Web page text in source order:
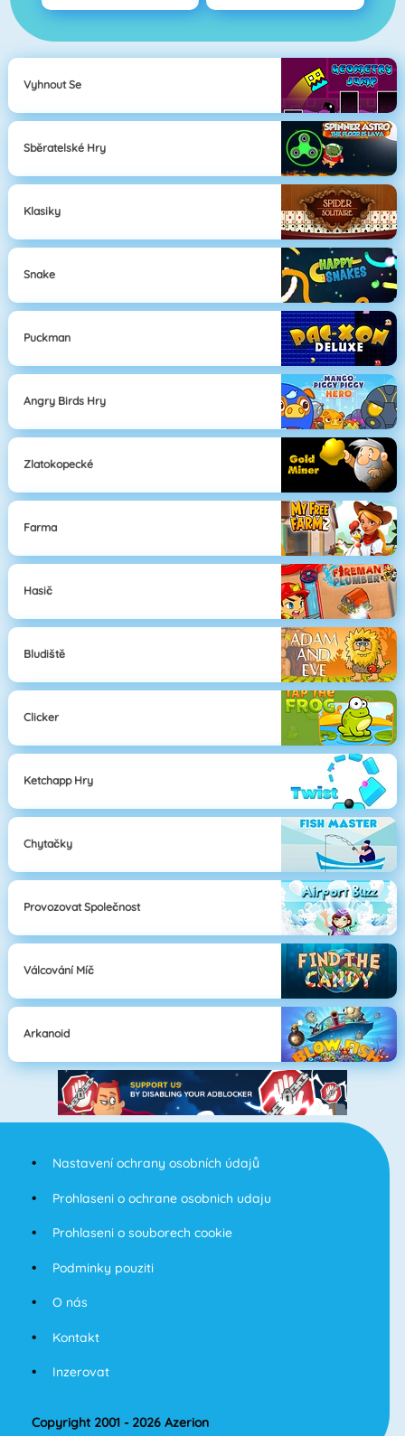
Vyhnout Se
Sběratelské Hry
Klasiky
Snake
Puckman
Angry Birds Hry
Zlatokopecké
Farma
Hasič
Bludiště
Clicker
Ketchapp Hry
Chytačky
Provozovat Společnost
Válcování Míč
Arkanoid
Nastavení ochrany osobních údajů
Prohlaseni o ochrane osobnich udaju
Prohlaseni o souborech cookie
Podminky pouziti
O nás
Kontakt
Inzerovat
Copyright 2001 - 2026 Azerion